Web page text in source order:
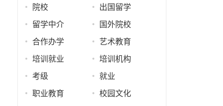
院校 出国留学
留学中介 国外院校
合作办学 艺术教育
培训就业 培训机构
考级 就业
职业教育 校园文化